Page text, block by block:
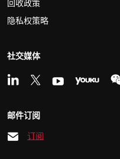
回收政策
隐私权策略
社交媒体
邮件订阅
订阅